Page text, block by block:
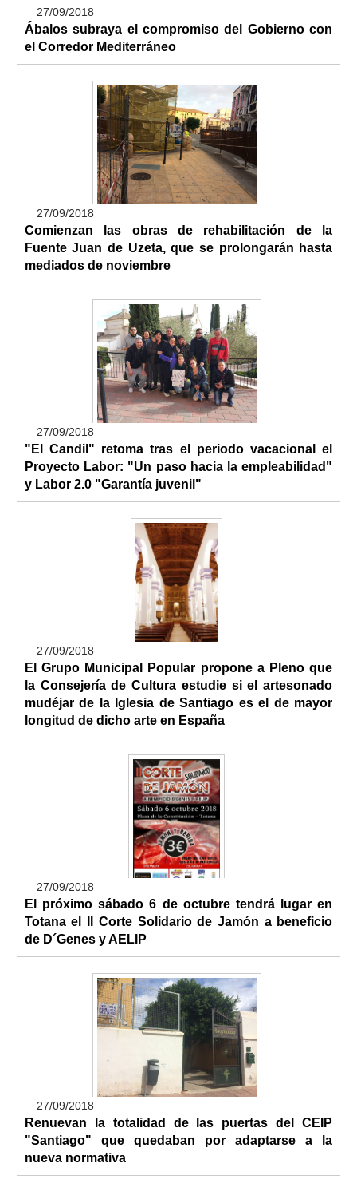
27/09/2018
Ábalos subraya el compromiso del Gobierno con
el Corredor Mediterráneo
27/09/2018
Comienzan las obras de rehabilitación de la
Fuente Juan de Uzeta, que se prolongarán hasta
mediados de noviembre
27/09/2018
"El Candil" retoma tras el periodo vacacional el
Proyecto Labor: "Un paso hacia la empleabilidad"
y Labor 2.0 "Garantía juvenil"
27/09/2018
El Grupo Municipal Popular propone a Pleno que
la Consejería de Cultura estudie si el artesonado
mudéjar de la Iglesia de Santiago es el de mayor
longitud de dicho arte en España
27/09/2018
El próximo sábado 6 de octubre tendrá lugar en
Totana el II Corte Solidario de Jamón a beneficio
de D´Genes y AELIP
27/09/2018
Renuevan la totalidad de las puertas del CEIP
"Santiago" que quedaban por adaptarse a la
nueva normativa